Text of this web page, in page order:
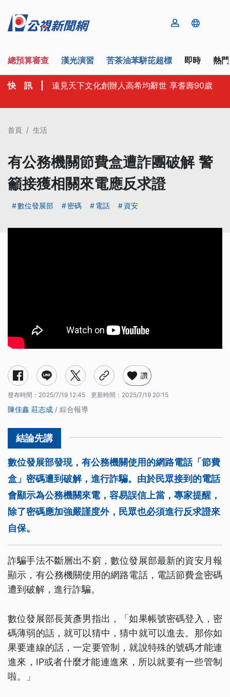
總預算審查 漢光演習 苦茶油苯駢芘超標 即時 熱
快 訊 遠見天下文化創辦人高希均辭世 享耆壽90歲
首頁 生活
有公務機關節費盒遭詐團破解 警
籲接獲相關來電應反求證
數位發展部 密碼 電話 資安
讚
發布時間： 2025/7/19 12:45 更新時間： 2025/7/19 20:15
陳佳鑫 莊志成 / 綜合報導
數位發展部發現，有公務機關使用的網路電話「節費
盒」密碼遭到破解，進行詐騙。由於民眾接到的電話
會顯示為公務機關來電，容易誤信上當，專家提醒，
除了密碼應加強嚴謹度外，民眾也必須進行反求證來
自保。
詐騙手法不斷層出不窮，數位發展部最新的資安月報
顯示，有公務機關使用的網路電話，電話節費盒密碼
遭到破解，進行詐騙。
數位發展部長黃彥男指出，「如果帳號密碼登入，密
碼薄弱的話，就可以猜中，猜中就可以進去。那你如
果要連線的話，一定要管制，就說特殊的號碼才能連
進來，IP或者什麼才能連進來，所以就要有一些管制
啦。」